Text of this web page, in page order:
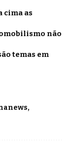
cima as
não
temas em